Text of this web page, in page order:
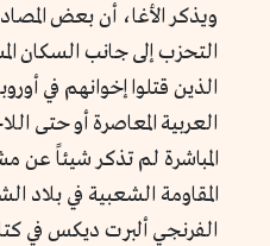
ويذكر الأغا، أن بعض
التحزب إلى جانب السكان
الذين قتلوا إخوانهم في
العربية المعاصرة أو حتى
المباشرة لم تذكر شيئاً عن
المقاومة الشعبية في بلاد
الفرنجي ألبرت ديكس في